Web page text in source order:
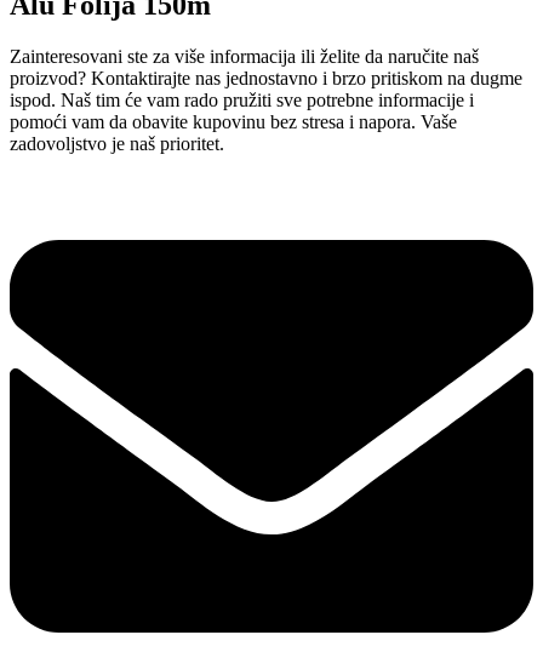
Zainteresovani ste za više informacija ili želite da naručite naš
proizvod? Kontaktirajte nas jednostavno i brzo pritiskom na dugme
ispod. Naš tim će vam rado pružiti sve potrebne informacije i
pomoći vam da obavite kupovinu bez stresa i napora. Vaše
zadovoljstvo je naš prioritet.